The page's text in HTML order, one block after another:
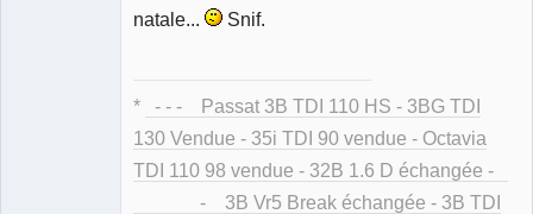
natale...
Snif.
*
- - - Passat 3B TDI 110 HS - 3BG TDI
130 Vendue - 35i TDI 90 vendue - Octavia
TDI 110 98 vendue - 32B 1.6 D échangée -
- 3B Vr5 Break échangée - 3B TDI